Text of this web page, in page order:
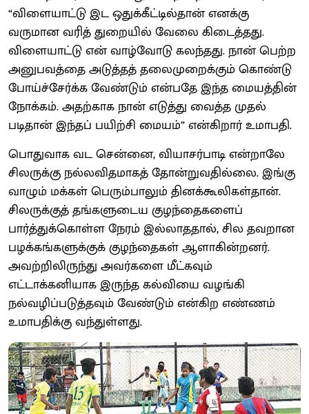
“விளையாட்டு இட ஒதுக்கீட்டில்தான் எனக்கு
வருமான வரித் துறையில் வேலை கிடைத்தது.
விளையாட்டு என் வாழ்வோடு கலந்தது. நான் பெற்ற
அனுபவத்தை அடுத்தத் தலைமுறைக்கும் கொண்டு
போய்ச்சேர்க்க வேண்டும் என்பதே இந்த மையத்தின்
நோக்கம். அதற்காக நான் எடுத்து வைத்த முதல்
படிதான் இந்தப் பயிற்சி மையம்” என்கிறார் உமாபதி.
பொதுவாக வட சென்னை, வியாசர்பாடி என்றாலே
சிலருக்கு நல்லவிதமாகத் தோன்றுவதில்லை. இங்கு
வாழும் மக்கள் பெரும்பாலும் தினக்கூலிகள்தான்.
சிலருக்குத் தங்களுடைய குழந்தைகளைப்
பார்த்துக்கொள்ள நேரம் இல்லாததால், சில தவறான
பழக்கங்களுக்குக் குழந்தைகள் ஆளாகின்றனர்.
அவற்றிலிருந்து அவர்களை மீட்கவும்
எட்டாக்கனியாக இருந்த கல்வியை வழங்கி
நல்வழிப்படுத்தவும் வேண்டும் என்கிற எண்ணம்
உமாபதிக்கு வந்துள்ளது.